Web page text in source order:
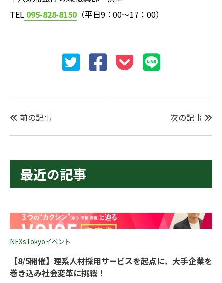
TEL 095-828-8150 （平日9：00～17：00）
前の記事 次の記事
最近の記事
NEXsTokyoイベント
【8/5開催】理系人材採用サービスを起点に、大手企業を
巻き込み社会変革に挑戦！